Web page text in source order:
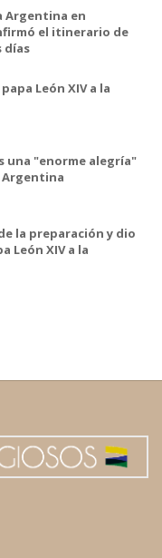
Argentina en
el itinerario de
días
León XIV a la
una "enorme alegría"
Argentina
la preparación y dio
León XIV a la